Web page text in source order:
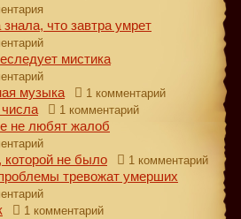
что завтра умрет
мистика
музыка 1 комментарий
1 комментарий
не любят жалоб
которой не было 1 комментарий
тревожат умерших
1 комментарий